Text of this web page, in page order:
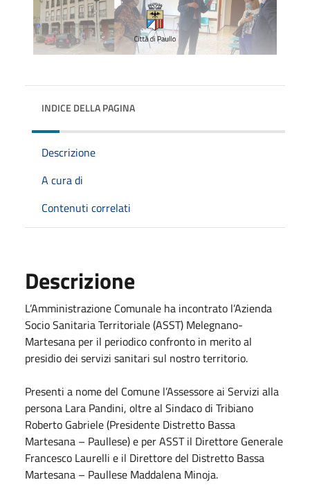
INDICE DELLA PAGINA
Descrizione
A cura di
Contenuti correlati
Descrizione
L’Amministrazione Comunale ha incontrato l’Azienda
Socio Sanitaria Territoriale (ASST) Melegnano-
Martesana per il periodico confronto in merito al
presidio dei servizi sanitari sul nostro territorio.
Presenti a nome del Comune l’Assessore ai Servizi alla
persona Lara Pandini, oltre al Sindaco di Tribiano
Roberto Gabriele (Presidente Distretto Bassa
Martesana – Paullese) e per ASST il Direttore Generale
Francesco Laurelli e il Direttore del Distretto Bassa
Martesana – Paullese Maddalena Minoja.